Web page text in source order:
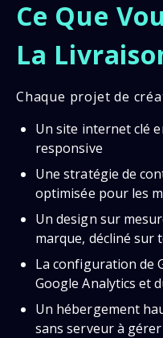
Ce Que
La
Chaque projet de
Un site internet clé
responsive
Une stratégie de
optimisée pour les
Un design sur
marque, décliné sur
La configuration de
Google Analytics et
Un hébergement
sans serveur à gérer